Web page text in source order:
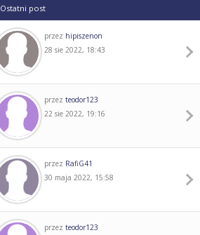
Ostatni post
przez hipiszenon
28 sie 2022, 18:43
przez teodor123
22 sie 2022, 19:16
przez RafiG41
30 maja 2022, 15:58
przez teodor123